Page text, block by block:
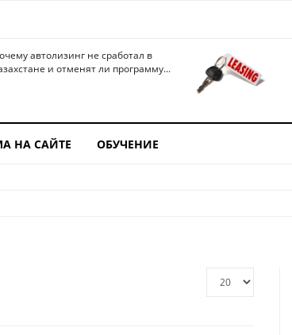
автолизинг не сработал в
и отменят ли программу...
НА САЙТЕ ОБУЧЕНИЕ